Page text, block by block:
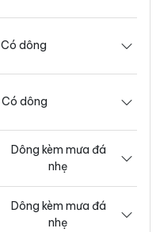
Có dông
Có dông
Dông kèm mưa đá
nhẹ
Dông kèm mưa đá
nhẹ